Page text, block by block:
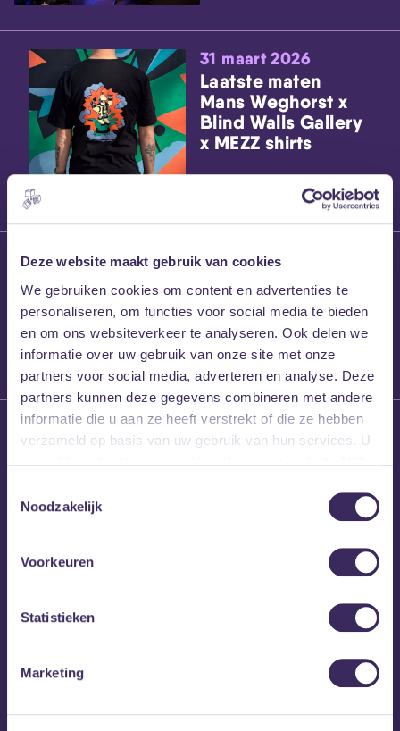
Deze website maakt gebruik van cookies
We gebruiken cookies om content en advertenties te
personaliseren, om functies voor social media te bieden
en om ons websiteverkeer te analyseren. Ook delen we
informatie over uw gebruik van onze site met onze
partners voor social media, adverteren en analyse. Deze
partners kunnen deze gegevens combineren met andere
informatie die u aan ze heeft verstrekt of die ze hebben
verzameld op basis van uw gebruik van hun services. U
Noodzakelijk
Voorkeuren
Statistieken
Marketing
31 maart 2026
Laatste maten
Mans Weghorst x
Blind Walls Gallery
x MEZZ shirts
27 maart 2026
Willem’s Blog:
Frans Kalf
26 maart 2026
Willem’s Blog: High
Brennt Vanneste